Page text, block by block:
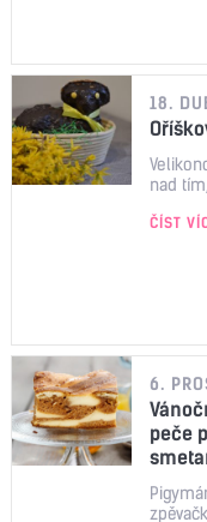
18.
nad
ČÍST
6.
peče